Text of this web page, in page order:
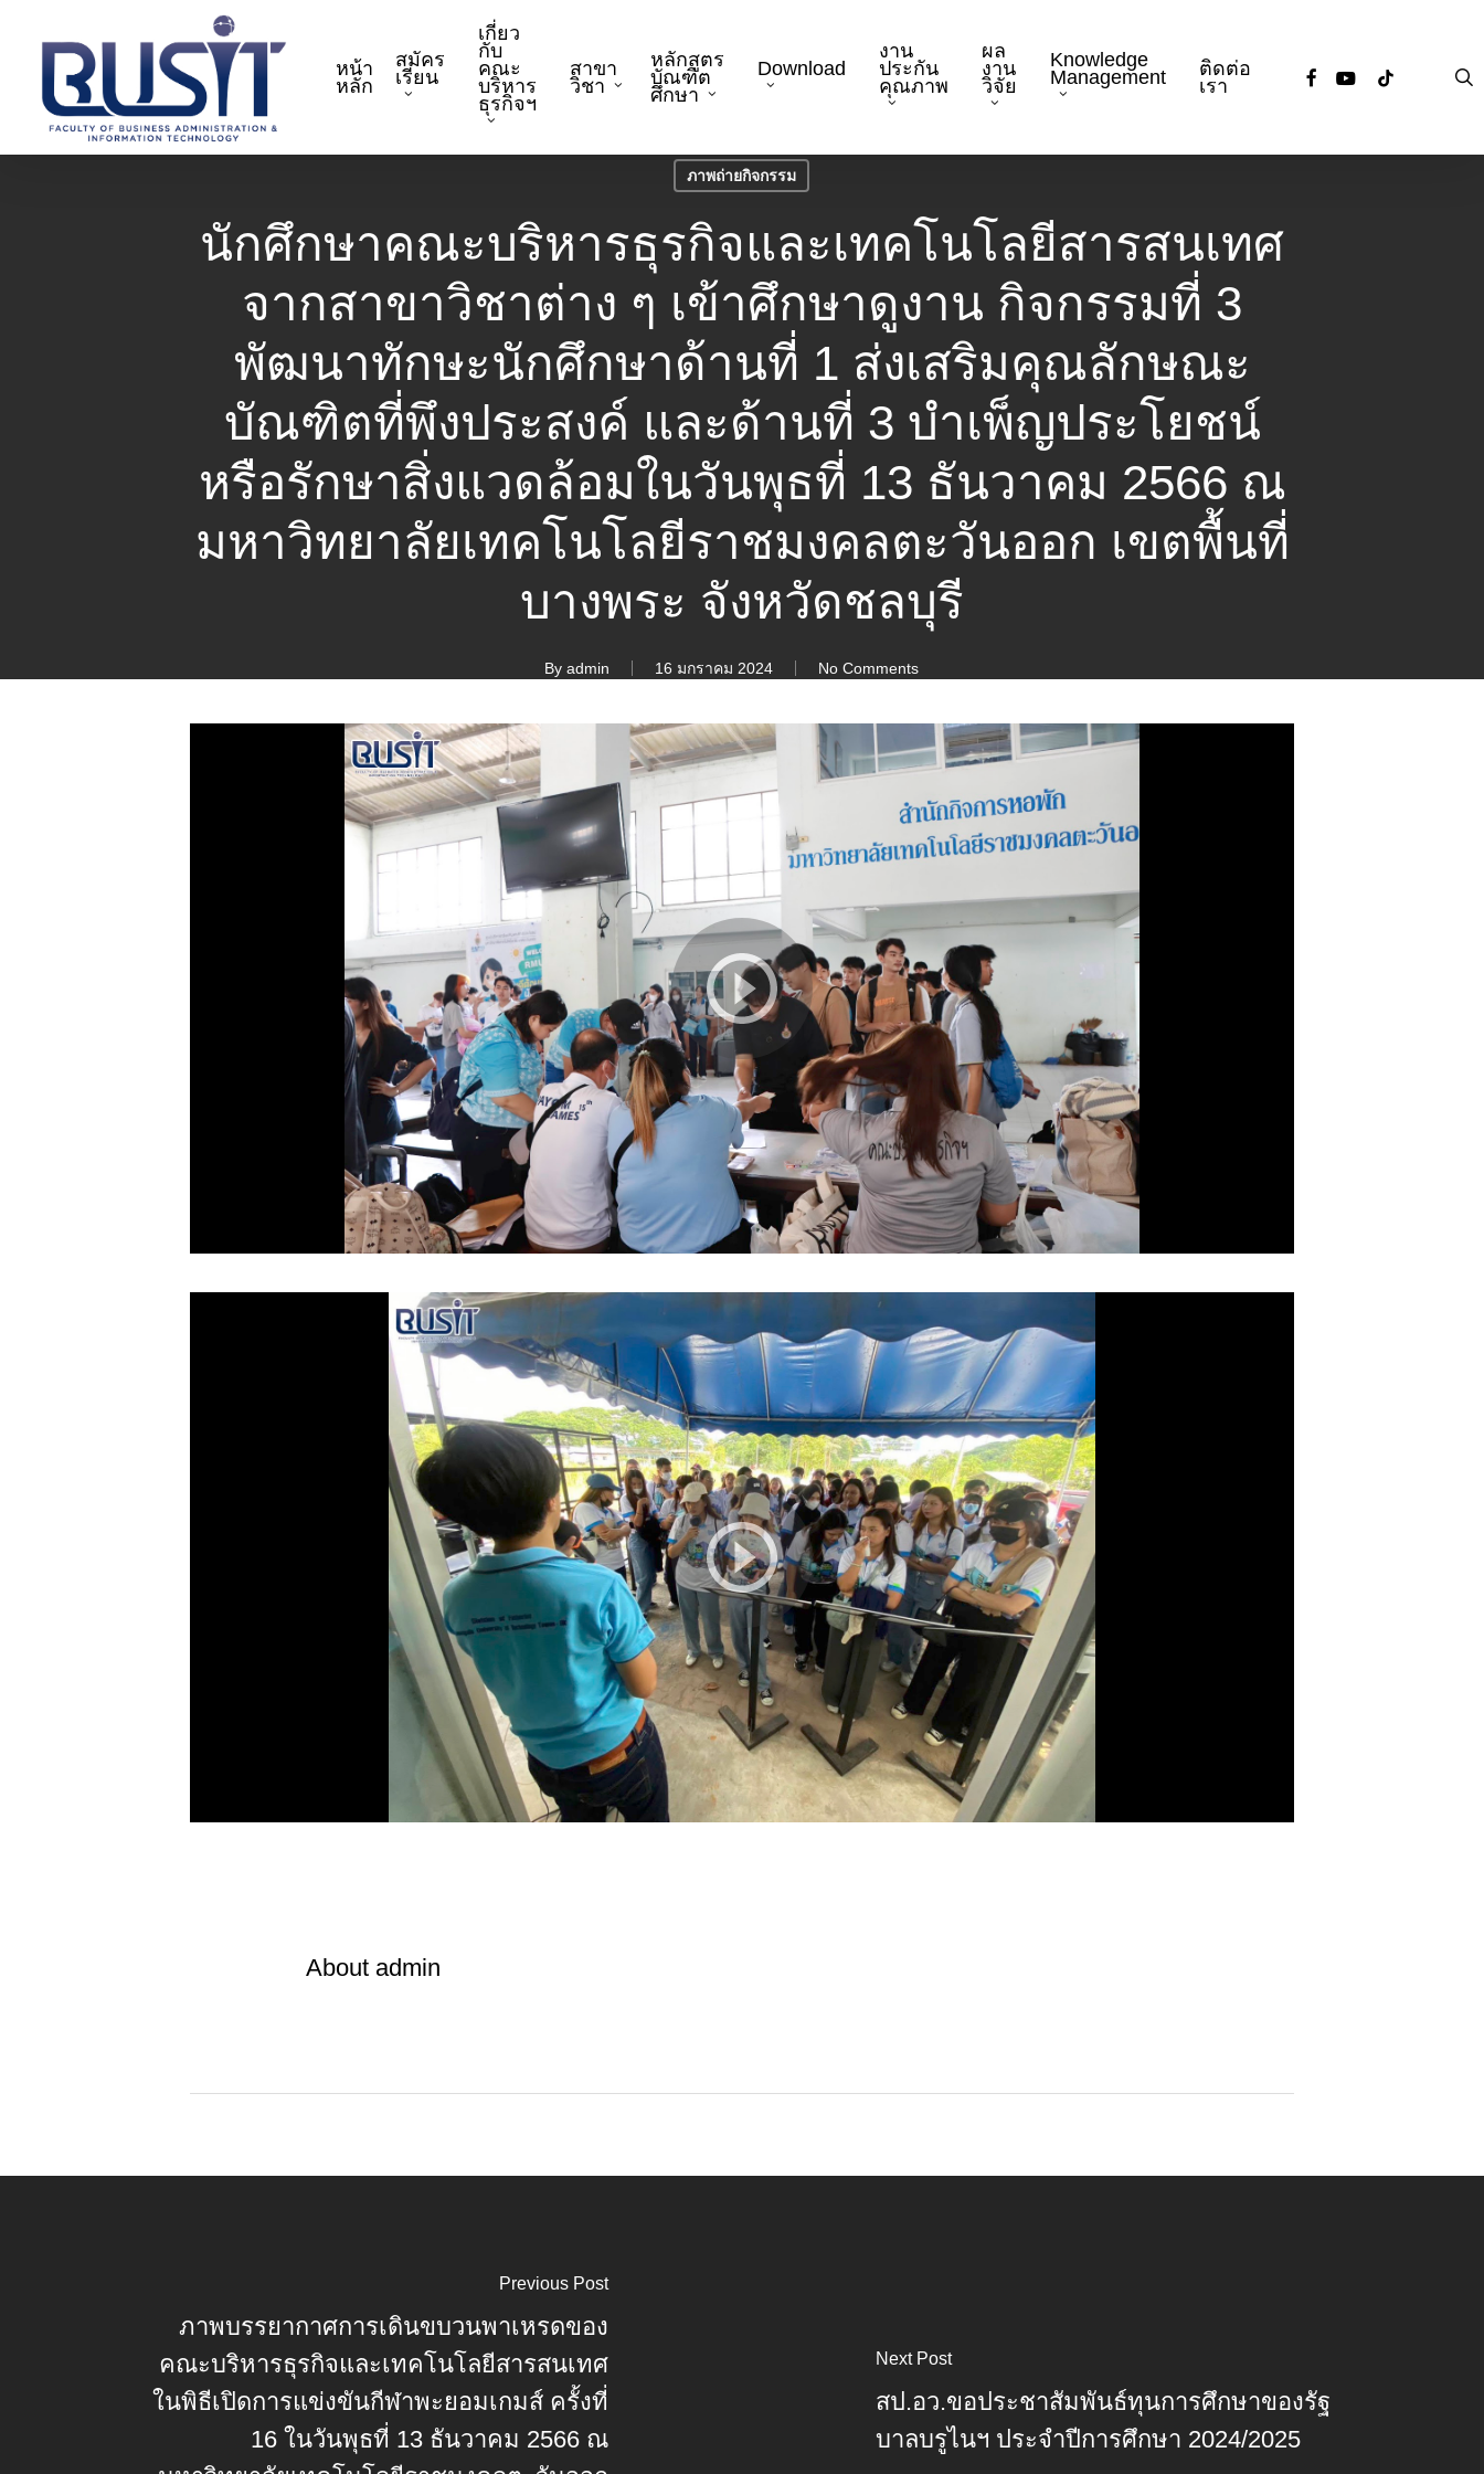
content
หน้า
หลัก
สมัคร
เรียน
เกี่ยว
กับ
คณะ
บริหาร
ธุรกิจฯ
สาขา
วิชา
หลักสูตร
บัณฑิต
ศึกษา
Download
งาน
ประกัน
คุณภาพ
ผล
งาน
วิจัย
Knowledge
Management
ติดต่อ
เรา
facebookyoutube
tiktok
ภาพถ่ายกิจกรรม
นักศึกษาคณะบริหารธุรกิจและเทคโนโลยีสารสนเทศ
จากสาขาวิชาต่าง ๆ เข้าศึกษาดูงาน กิจกรรมที่ 3
พัฒนาทักษะนักศึกษาด้านที่ 1 ส่งเสริมคุณลักษณะ
บัณฑิตที่พึงประสงค์ และด้านที่ 3 บำเพ็ญประโยชน์
หรือรักษาสิ่งแวดล้อมในวันพุธที่ 13 ธันวาคม 2566 ณ
มหาวิทยาลัยเทคโนโลยีราชมงคลตะวันออก เขตพื้นที่
บางพระ จังหวัดชลบุรี
By admin 16 มกราคม 2024 No Comments
About admin
Previous Post
ภาพบรรยากาศการเดินขบวนพาเหรดของ
คณะบริหารธุรกิจและเทคโนโลยีสารสนเทศ
ในพิธีเปิดการแข่งขันกีฬาพะยอมเกมส์ ครั้งที่
16 ในวันพุธที่ 13 ธันวาคม 2566 ณ
Next Post
สป.อว.ขอประชาสัมพันธ์ทุนการศึกษาของรัฐ
บาลบรูไนฯ ประจำปีการศึกษา 2024/2025